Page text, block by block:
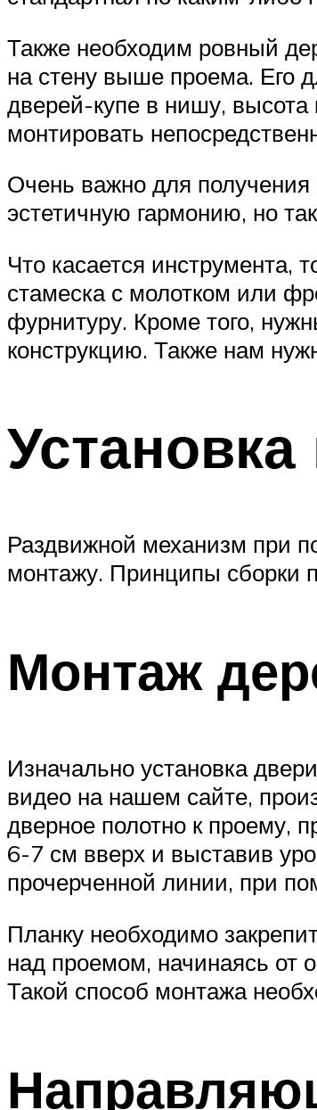
Также необходим ровный
на стену выше проема. Его
дверей-купе в нишу, высота
монтировать
Очень важно для получения
эстетичную гармонию, но
Что касается инструмента,
стамеска с молотком или
фурнитуру. Кроме того,
конструкцию. Также нам
Установка
Раздвижной механизм при
монтажу. Принципы сборки
Монтаж
Изначально установка
видео на нашем сайте,
дверное полотно к проему,
6-7 см вверх и выставив
прочерченной линии, при
Планку необходимо
над проемом, начинаясь от
Такой способ монтажа